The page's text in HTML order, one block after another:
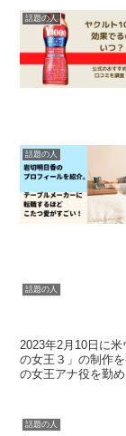
話題の人
話題の人
話題の人
2023年2月10日に
の女王３」の制作
の女王アナ役を勤
話題の人